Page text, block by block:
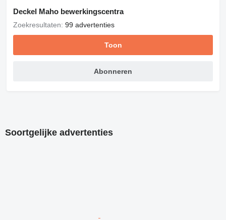
Deckel Maho bewerkingscentra
Zoekresultaten: 99 advertenties
Toon
Abonneren
Soortgelijke advertenties